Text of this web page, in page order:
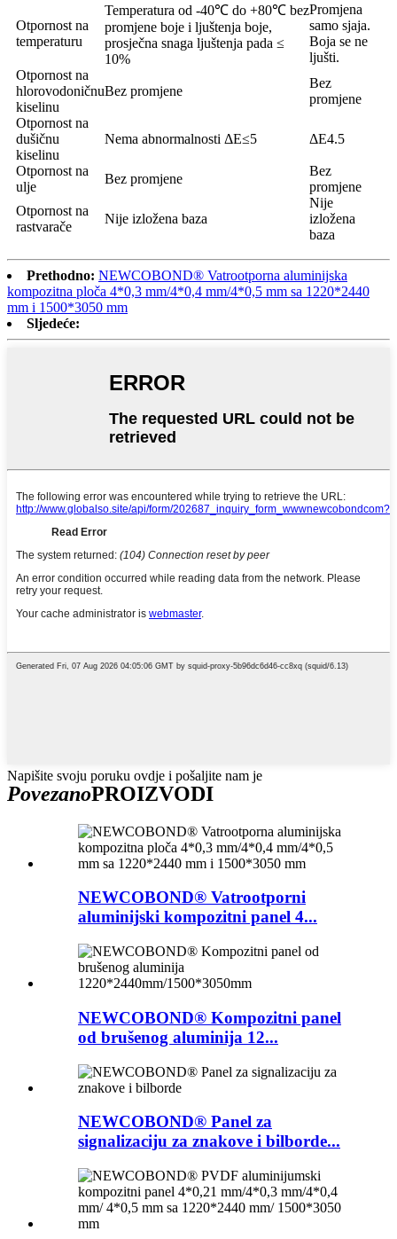
Otpornost na
temperaturu
Temperatura od -40℃ do +80℃ bez
promjene boje i ljuštenja boje,
prosječna snaga ljuštenja pada ≤
10%
Promjena
samo sjaja.
Boja se ne
ljušti.
Otpornost na
hlorovodoničnu
kiselinu
Bez promjene
Bez
promjene
Otpornost na
dušičnu
kiselinu
Nema abnormalnosti ΔE≤5 ΔE4.5
Otpornost na
ulje
Bez promjene
Bez
promjene
Otpornost na
rastvarače
Nije izložena baza
Nije
izložena
baza
Prethodno: NEWCOBOND® Vatrootporna aluminijska
kompozitna ploča 4*0,3 mm/4*0,4 mm/4*0,5 mm sa 1220*2440
mm i 1500*3050 mm
Sljedeće:
Napišite svoju poruku ovdje i pošaljite nam je
PovezanoPROIZVODI
NEWCOBOND® Vatrootporni
aluminijski kompozitni panel 4...
NEWCOBOND® Kompozitni panel
od brušenog aluminija 12...
NEWCOBOND® Panel za
signalizaciju za znakove i bilborde...